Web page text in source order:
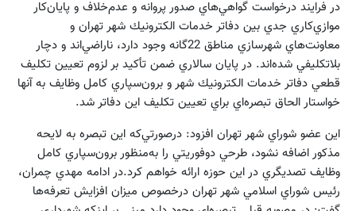
در فرايند درخواست گواهي‌هاي صدور پروانه و عدم‌خلاف و پايان‌كار
موازي‌كاري جدي بين دفاتر خدمات الكترونيك شهر تهران و
معاونت‌هاي شهرسازي مناطق 22گانه وجود دارد، ناراضي‌اند و دچار
بلاتكليفي شده‌اند. در پايان سالاري ضمن تأكيد بر لزوم تعيين تكليف
قطعي دفاتر خدمات الكترونيك شهر و برون‌سپاري كامل وظايف به آنها
خواستار الحاق تبصره‌اي براي تعيين تكليف اين دفاتر شد.
اين عضو شوراي شهر تهران افزود: درصورتي‌كه اين تبصره به لايحه
مذكور اضافه نشود، طرحي دوفوريتي را به‌منظور برون‌سپاري كامل
وظايف تصديگري در اين حوزه ارائه خواهم كرد.در ادامه مهدي چمران،
رئيس شوراي اسلامي شهر تهران درخصوص ميزان افزايش تعرفه‌ها